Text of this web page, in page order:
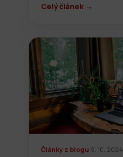
Celý článek →
Články z blogu·9. 10. 2024